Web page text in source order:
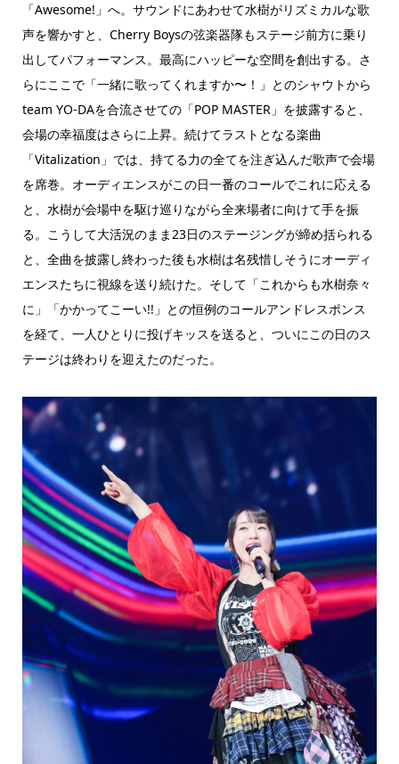
「Awesome!」へ。サウンドにあわせて水樹がリズミカルな歌
声を響かすと、Cherry Boysの弦楽器隊もステージ前方に乗り
出してパフォーマンス。最高にハッピーな空間を創出する。さ
らにここで「一緒に歌ってくれますか〜！」とのシャウトから
team YO-DAを合流させての「POP MASTER」を披露すると、
会場の幸福度はさらに上昇。続けてラストとなる楽曲
「Vitalization」では、持てる力の全てを注ぎ込んだ歌声で会場
を席巻。オーディエンスがこの日一番のコールでこれに応える
と、水樹が会場中を駆け巡りながら全来場者に向けて手を振
る。こうして大活況のまま23日のステージングが締め括られる
と、全曲を披露し終わった後も水樹は名残惜しそうにオーディ
エンスたちに視線を送り続けた。そして「これからも水樹奈々
に」「かかってこーい!!」との恒例のコールアンドレスポンス
を経て、一人ひとりに投げキッスを送ると、ついにこの日のス
テージは終わりを迎えたのだった。